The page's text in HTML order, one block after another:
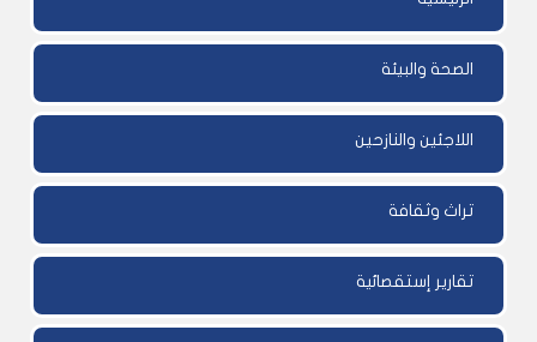
الصحة والبيئة
اللاجئين والنازحين
تراث وثقافة
تقارير إستقصائية